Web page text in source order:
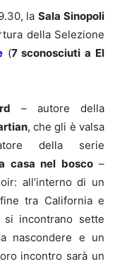
laSala Sinopoli
della Selezione
(7 sconosciuti a El
– autore della
, che gli è valsa
della serie
casa nel bosco–
all’interno di un
tra California e
si incontrano sette
nascondere e un
incontro sarà un